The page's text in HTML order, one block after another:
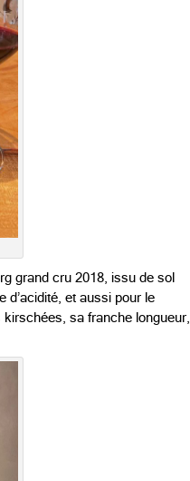
grand cru 2018, issu de sol
d’acidité, et aussi pour le
sa franche longueur,